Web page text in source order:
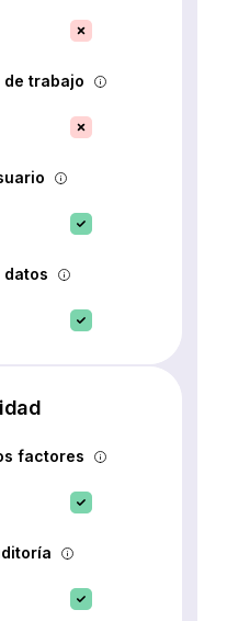
de trabajo
datos
factores